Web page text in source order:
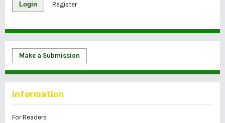
Login Register
Make a Submission
Information
For Readers